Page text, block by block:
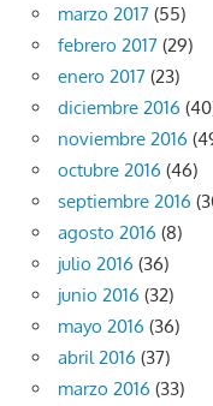
marzo 2017 (55)
febrero 2017 (29)
enero 2017 (23)
diciembre 2016
noviembre 2016
octubre 2016 (46)
septiembre 2016
agosto 2016 (8)
julio 2016 (36)
junio 2016 (32)
mayo 2016 (36)
abril 2016 (37)
marzo 2016 (33)